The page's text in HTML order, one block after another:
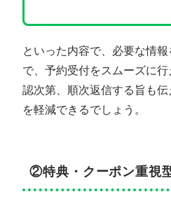
といった内容で、必要な情
で、予約受付をスムーズに
認次第、順次返信する旨も
を軽減できるでしょう。
②特典・クーポン重視